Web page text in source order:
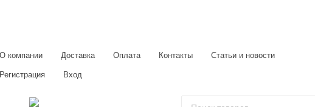
О компании Доставка Оплата Контакты Статьи и новости
Регистрация Вход